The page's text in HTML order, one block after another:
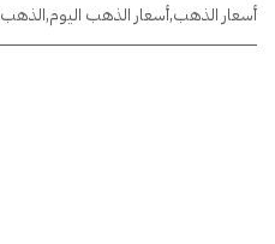
أسعار الذهب,أسعار الذهب اليوم,الذهب